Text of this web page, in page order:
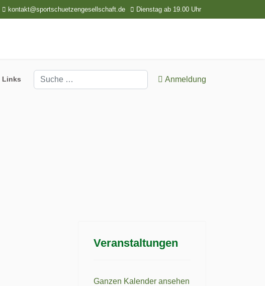
kontakt@sportschuetzengesellschaft.de Dienstag ab 19.00 Uhr
Links Suchen Anmeldung
Veranstaltungen
Ganzen Kalender ansehen